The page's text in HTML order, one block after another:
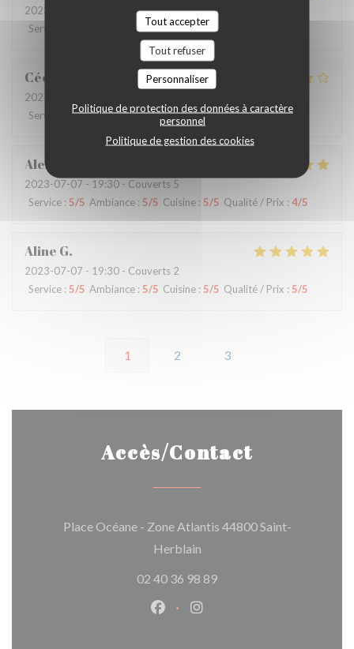
Tout accepter
Tout refuser
Personnaliser
Politique de protection des données à caractère
personnel
Politique de gestion des cookies
2023-07-12
- 19:30 - Couverts 5
Service
: 4/5 Cuisine:4/5
Cécilie
2023-07-07
Service
4/5 Ambiance:3/5 Cuisine:5/5 Qualité / Prix:4
Alexandre
2023-07-07 - 19:30 - Couverts 5
Service : 5/5 Ambiance : 5/5 Cuisine : 5/5 Qualité / Prix : 4/5
Aline G
2023-07-07 - 19:30 - Couverts 2
Service : 5/5 Ambiance : 5/5 Cuisine : 5/5 Qualité / Prix : 5/5
1 2 3
Accès/Contact
Place Océane - Zone Atlantis 44800 Saint-
Herblain((ouvre une nouvelle
02 40 36 98 89
Facebook ((ouvre une
Instagram ((ouvre une